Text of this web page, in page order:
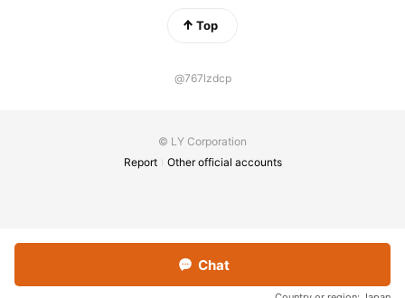
Top
@767lzdcp
© LY Corporation
Report
Other official accounts
Chat